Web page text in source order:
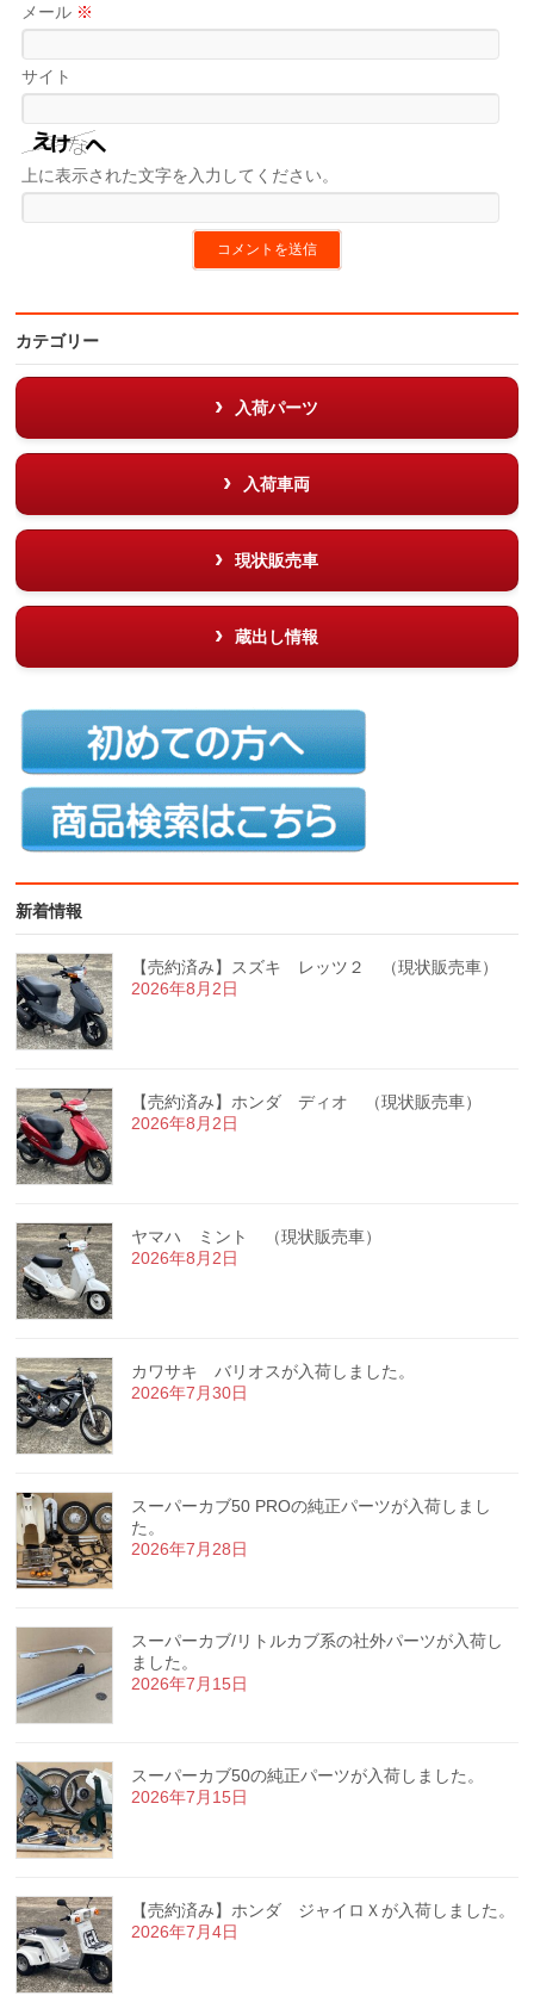
メール ※
サイト
上に表示された文字を入力してください。
カテゴリー
入荷パーツ
入荷車両
現状販売車
蔵出し情報
新着情報
【売約済み】スズキ レッツ２ （現状販売車）
2026年8月2日
【売約済み】ホンダ ディオ （現状販売車）
2026年8月2日
ヤマハ ミント （現状販売車）
2026年8月2日
カワサキ バリオスが入荷しました。
2026年7月30日
スーパーカブ50 PROの純正パーツが入荷しまし
た。
2026年7月28日
スーパーカブ/リトルカブ系の社外パーツが入荷し
ました。
2026年7月15日
スーパーカブ50の純正パーツが入荷しました。
2026年7月15日
【売約済み】ホンダ ジャイロＸが入荷しました。
2026年7月4日